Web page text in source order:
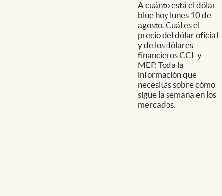
A cuánto está el dólar
blue hoy lunes 10 de
agosto. Cuál es el
precio del dólar oficial
y de los dólares
financieros CCL y
MEP. Toda la
información que
necesitás sobre cómo
sigue la semana en los
mercados.